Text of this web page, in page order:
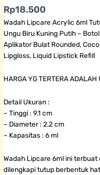
Rp18.500
Wadah Lipcare Acrylic 6ml
Ungu Biru Kuning Putih –
Aplikator Bulat Rounded,
Lipgloss, Liquid Lipstick Refill
HARGA YG TERTERA ADALAH
Detail Ukuran :
– Tinggi : 9.1 cm
– Diameter : 2.2 cm
– Kapasitas : 6 ml
Wadah Lipcare 6ml ini
dilengkapi tutup berbentuk